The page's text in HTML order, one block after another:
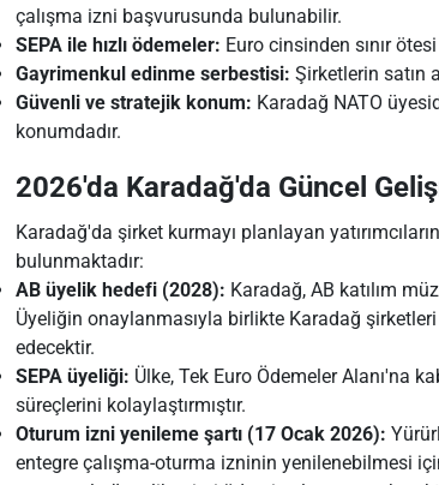
çalışma izni başvurusunda bulunabilir.
SEPA ile hızlı ödemeler: Euro cinsinden sınır
Gayrimenkul edinme serbestisi: Şirketlerin satın
Güvenli ve stratejik konum: Karadağ NATO
konumdadır.
2026'da Karadağ'da Güncel
Karadağ'da şirket kurmayı planlayan
bulunmaktadır:
AB üyelik hedefi (2028): Karadağ, AB katılım
Üyeliğin onaylanmasıyla birlikte Karadağ
edecektir.
SEPA üyeliği: Ülke, Tek Euro Ödemeler Alanı'na
süreçlerini kolaylaştırmıştır.
Oturum izni yenileme şartı (17 Ocak 2026):
entegre çalışma-oturma izninin yenilenebilmesi